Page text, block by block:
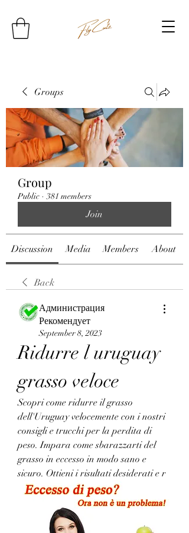
Groups
Group
Public · 381 members
Join
Discussion Media Members About
Back
Администрация
Рекомендует
September 8, 2023
Ridurre l uruguay
grasso veloce
Scopri come ridurre il grasso
dell'Uruguay velocemente con i nostri
consigli e trucchi per la perdita di
peso. Impara come sbarazzarti del
grasso in eccesso in modo sano e
sicuro. Ottieni i risultati desiderati e r